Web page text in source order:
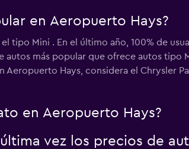
en Aeropuerto Hays?
tipo Mini . En el último año, 100% de
autos más popular que ofrece autos tipo
Aeropuerto Hays, considera el Chrysler
en Aeropuerto Hays?
vez los precios de